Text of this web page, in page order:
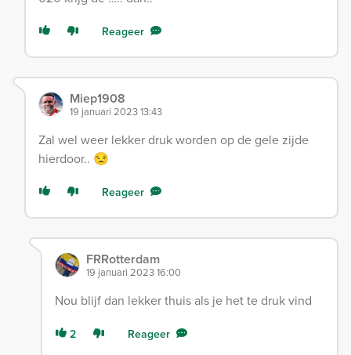
Reageer
Miep1908
19 januari 2023 13:43
Zal wel weer lekker druk worden op de gele zijde
hierdoor.. 😒
Reageer
FRRotterdam
19 januari 2023 16:00
Nou blijf dan lekker thuis als je het te druk vind
2 Reageer